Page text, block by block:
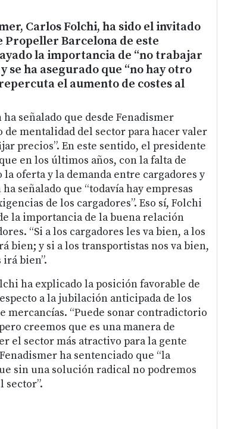
Carlos Folchi, ha sido el invitado
Barcelona de este
la importancia de “no trabajar
se ha asegurado que “no hay otro
el aumento de costes al
señalado que desde Fenadismer
mentalidad del sector para hacer valer
precios”. En este sentido, el presidente
en los últimos años, con la falta de
oferta y la demanda entre cargadores y
señalado que “todavía hay empresas
de los cargadores”. Eso sí, Folchi
la importancia de la buena relación
“Si a los cargadores les va bien, a los
bien; y si a los transportistas nos va bien,
bien”.
ha explicado la posición favorable de
a la jubilación anticipada de los
mercancías. “Puede sonar contradictorio
creemos que es una manera de
el sector más atractivo para la gente
ha sentenciado que “la
sin una solución radical no podremos
sector”.